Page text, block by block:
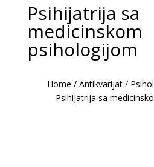
Psihijatrija sa
medicinskom
psihologijom
Home / Antikvarijat/
Psihijatrija sa